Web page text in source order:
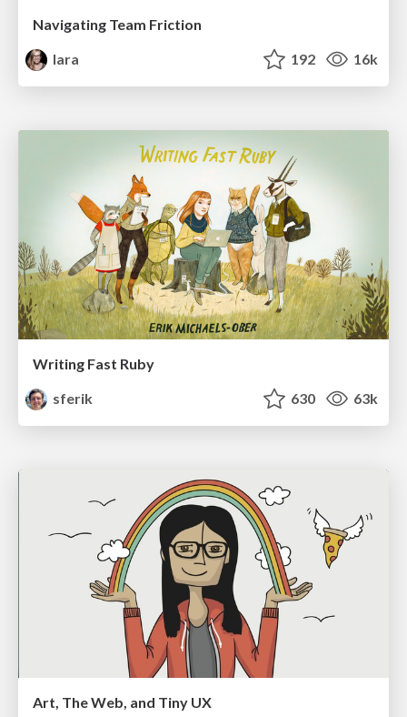
Navigating Team Friction
lara
192 16k
Writing Fast Ruby
sferik
630 63k
Art, The Web, and Tiny UX